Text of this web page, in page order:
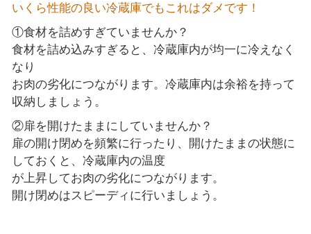
いくら性能の良い冷蔵庫でもこれはダメです！
①食材を詰めすぎていませんか？
食材を詰め込みすぎると、冷蔵庫内が均一に冷えなく
なり
お肉の劣化につながります。冷蔵庫内は余裕を持って
収納しましょう。
②扉を開けたままにしていませんか？
扉の開け閉めを頻繁に行ったり、開けたままの状態に
しておくと、冷蔵庫内の温度
が上昇してお肉の劣化につながります。
開け閉めはスピーディに行いましょう。